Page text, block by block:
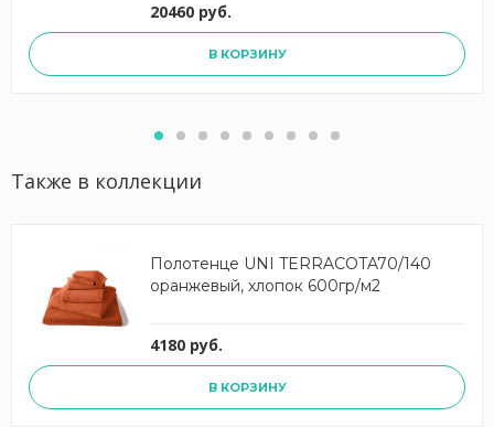
20460 руб.
В КОРЗИНУ
Также в коллекции
Полотенце UNI TERRACOTA70/140
оранжевый, хлопок 600гр/м2
4180 руб.
В КОРЗИНУ